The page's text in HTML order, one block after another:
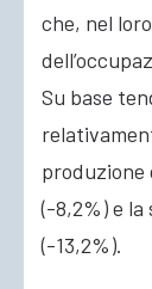
che, nel
Su base
(-8,2%) e la
(-13,2%).